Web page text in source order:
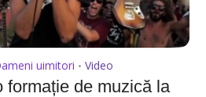
uimitori • Video
formație de muzică la